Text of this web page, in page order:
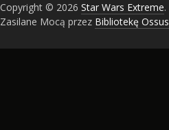
Copyright © 2026 Star Wars Extreme.
Zasilane Mocą przez Bibliotekę Ossus